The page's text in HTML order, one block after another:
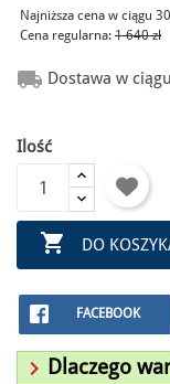
Najniższa cena w ciągu
Cena regularna: 1 640 zł
 Dostawa w
Ilość
 DO
FACEBOOK
 Dlaczego